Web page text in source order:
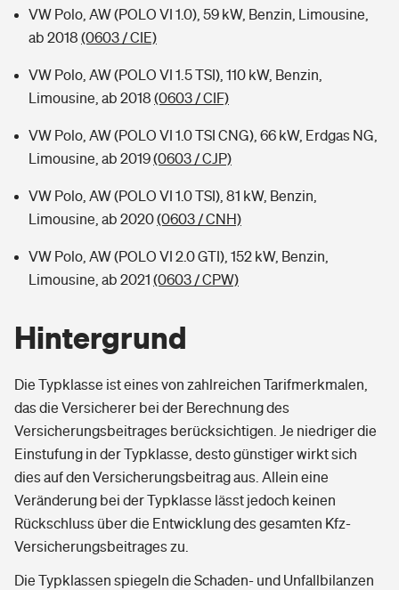
VW Polo, AW (POLO VI 1.0), 59 kW, Benzin, Limousine,
ab 2018 (0603 / CIE)
VW Polo, AW (POLO VI 1.5 TSI), 110 kW, Benzin,
Limousine, ab 2018 (0603 / CIF)
VW Polo, AW (POLO VI 1.0 TSI CNG), 66 kW, Erdgas NG,
Limousine, ab 2019(0603 / CJP)
VW Polo, AW (POLO VI 1.0 TSI), 81 kW, Benzin,
Limousine, ab 2020(0603 / CNH)
VW Polo, AW (POLO VI 2.0 GTI), 152 kW, Benzin,
Limousine, ab 2021 (0603 / CPW)
Hintergrund
Die Typklasse ist eines von zahlreichen Tarifmerkmalen,
das die Versicherer bei der Berechnung des
Versicherungsbeitrages berücksichtigen. Je niedriger die
Einstufung in der Typklasse, desto günstiger wirkt sich
dies auf den Versicherungsbeitrag aus. Allein eine
Veränderung bei der Typklasse lässt jedoch keinen
Rückschluss über die Entwicklung des gesamten Kfz-
Versicherungsbeitrages zu.
Die Typklassen spiegeln die Schaden- und Unfallbilanzen